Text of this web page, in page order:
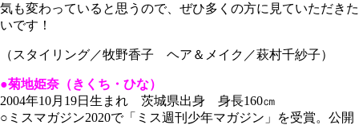
気も変わっていると思うので、ぜひ多くの方に見ていただきた
いです！
（スタイリング／牧野香子 ヘア＆メイク／萩村千紗子）
●菊地姫奈（きくち・ひな）
2004年10月19日生まれ 茨城県出身 身長160㎝
○ミスマガジン2020で「ミス週刊少年マガジン」を受賞。公開